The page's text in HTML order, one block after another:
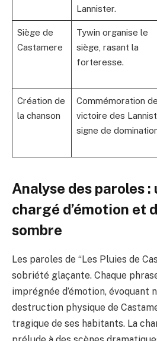
Lannister.
Siège de
Castamere
Tywin organise le
siège, rasant la
forteresse.
Création de
la chanson
Commémoration
victoire des
signe de
Analyse des paroles :
chargé d’émotion et
sombre
Les paroles de “Les Pluies de
sobriété glaçante. Chaque
imprégnée d’émotion, évoquant
destruction physique de
tragique de ses habitants. La